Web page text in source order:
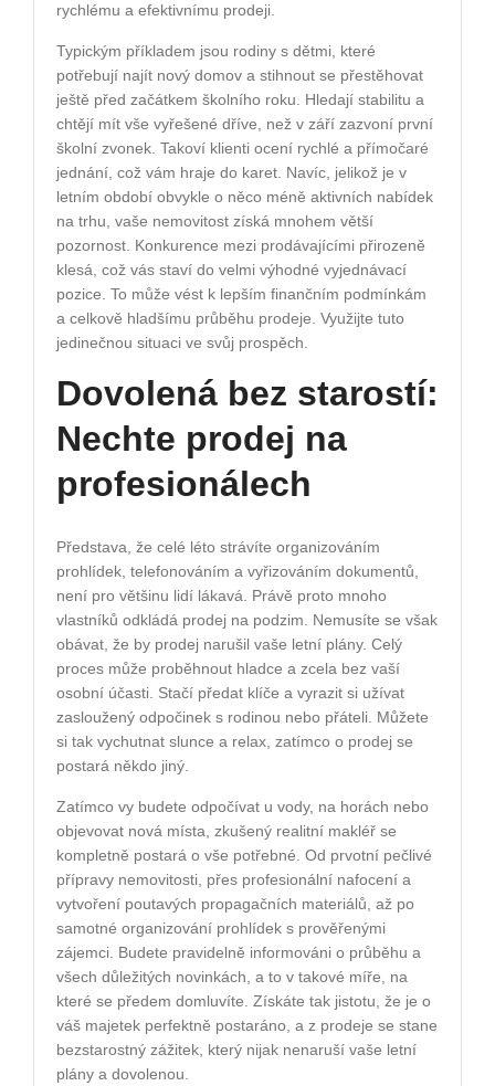
rychlému a efektivnímu prodeji.
Typickým příkladem jsou rodiny s dětmi, které
potřebují najít nový domov a stihnout se přestěhovat
ještě před začátkem školního roku. Hledají stabilitu a
chtějí mít vše vyřešené dříve, než v září zazvoní první
školní zvonek. Takoví klienti ocení rychlé a přímočaré
jednání, což vám hraje do karet. Navíc, jelikož je v
letním období obvykle o něco méně aktivních nabídek
na trhu, vaše nemovitost získá mnohem větší
pozornost. Konkurence mezi prodávajícími přirozeně
klesá, což vás staví do velmi výhodné vyjednávací
pozice. To může vést k lepším finančním podmínkám
a celkově hladšímu průběhu prodeje. Využijte tuto
jedinečnou situaci ve svůj prospěch.
Dovolená bez starostí:
Nechte prodej na
profesionálech
Představa, že celé léto strávíte organizováním
prohlídek, telefonováním a vyřizováním dokumentů,
není pro většinu lidí lákavá. Právě proto mnoho
vlastníků odkládá prodej na podzim. Nemusíte se však
obávat, že by prodej narušil vaše letní plány. Celý
proces může proběhnout hladce a zcela bez vaší
osobní účasti. Stačí předat klíče a vyrazit si užívat
zasloužený odpočinek s rodinou nebo přáteli. Můžete
si tak vychutnat slunce a relax, zatímco o prodej se
postará někdo jiný.
Zatímco vy budete odpočívat u vody, na horách nebo
objevovat nová místa, zkušený realitní makléř se
kompletně postará o vše potřebné. Od prvotní pečlivé
přípravy nemovitosti, přes profesionální nafocení a
vytvoření poutavých propagačních materiálů, až po
samotné organizování prohlídek s prověřenými
zájemci. Budete pravidelně informováni o průběhu a
všech důležitých novinkách, a to v takové míře, na
které se předem domluvíte. Získáte tak jistotu, že je o
váš majetek perfektně postaráno, a z prodeje se stane
bezstarostný zážitek, který nijak nenaruší vaše letní
plány a dovolenou.